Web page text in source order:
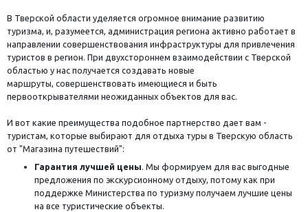
В Тверской области уделяется огромное внимание развитию
туризма, и, разумеется, администрация региона активно работает в
направлении совершенствования инфраструктуры для привлечения
туристов в регион. При двухстороннем взаимодействии с Тверской
областью у нас получается создавать новые
маршруты, совершенствовать имеющиеся и быть
первооткрывателями неожиданных объектов для вас
И вот какие преимущества подобное партнерство дает вам -
туристам, которые выбирают для отдыха туры в Тверскую область
от "Магазина путешествий":
Гарантия лучшей цены . Мы формируем для вас выгодные
предложения по экскурсионному отдыху, потому как при
поддержке Министерства по туризму получаем лучшие цены
на все туристические объекты.